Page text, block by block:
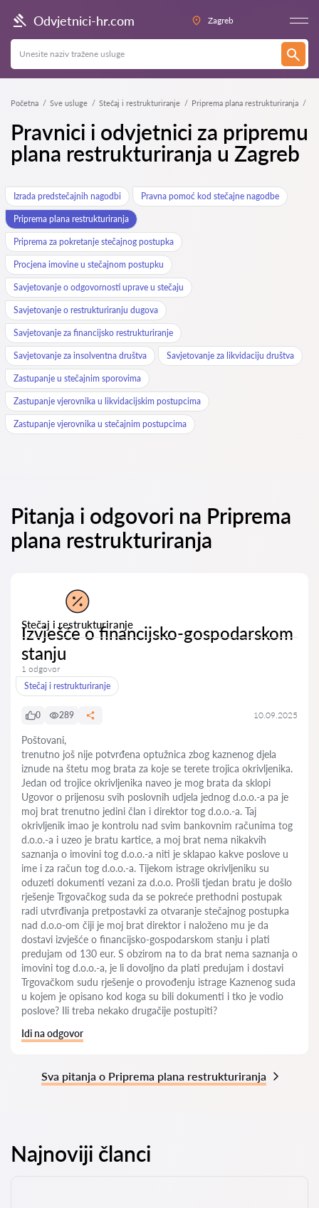
Odvjetnici-hr.com Zagreb
Početna Sve usluge Stečaj i restrukturiranje Priprema plana restrukturiranja
Pravnici i odvjetnici za pripremu
plana restrukturiranja u Zagreb
Izrada predstečajnih nagodbi Pravna pomoć kod stečajne nagodbe
Priprema plana restrukturiranja
Priprema za pokretanje stečajnog postupka
Procjena imovine u stečajnom postupku
Savjetovanje o odgovornosti uprave u stečaju
Savjetovanje o restrukturiranju dugova
Savjetovanje za financijsko restrukturiranje
Savjetovanje za insolventna društva Savjetovanje za likvidaciju društva
Zastupanje u stečajnim sporovima
Zastupanje vjerovnika u likvidacijskim postupcima
Zastupanje vjerovnika u stečajnim postupcima
Pitanja i odgovori na Priprema
plana restrukturiranja
Stečaj i restrukturiranje
Izvješće o financijsko-gospodarskom
stanju
1 odgovor
Stečaj i restrukturiranje
0 289 10.09.2025
Poštovani,
trenutno još nije potvrđena optužnica zbog kaznenog djela
iznude na štetu mog brata za koje se terete trojica okrivljenika.
Jedan od trojice okrivljenika naveo je mog brata da sklopi
Ugovor o prijenosu svih poslovnih udjela jednog d.o.o.-a pa je
moj brat trenutno jedini član i direktor tog d.o.o.-a. Taj
okrivljenik imao je kontrolu nad svim bankovnim računima tog
d.o.o.-a i uzeo je bratu kartice, a moj brat nema nikakvih
saznanja o imovini tog d.o.o.-a niti je sklapao kakve poslove u
ime i za račun tog d.o.o.-a. Tijekom istrage okrivljeniku su
oduzeti dokumenti vezani za d.o.o. Prošli tjedan bratu je došlo
rješenje Trgovačkog suda da se pokreće prethodni postupak
radi utvrđivanja pretpostavki za otvaranje stečajnog postupka
nad d.o.o-om čiji je moj brat direktor i naloženo mu je da
dostavi izvješće o financijsko-gospodarskom stanju i plati
predujam od 130 eur. S obzirom na to da brat nema saznanja o
imovini tog d.o.o.-a, je li dovoljno da plati predujam i dostavi
Trgovačkom sudu rješenje o provođenju istrage Kaznenog suda
u kojem je opisano kod koga su bili dokumenti i tko je vodio
poslove? Ili treba nekako drugačije postupiti?
Idi na odgovor
Sva pitanja o Priprema plana restrukturiranja
Najnoviji članci